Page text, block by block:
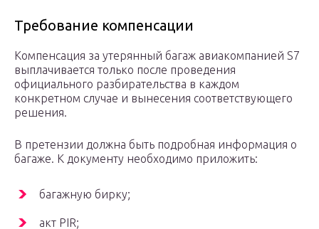
Требование компенсации
Компенсация за утерянный багаж авиакомпанией S7
выплачивается только после проведения
официального разбирательства в каждом
конкретном случае и вынесения соответствующего
решения.
В претензии должна быть подробная информация о
багаже. К документу необходимо приложить:
багажную бирку;
акт PIR;